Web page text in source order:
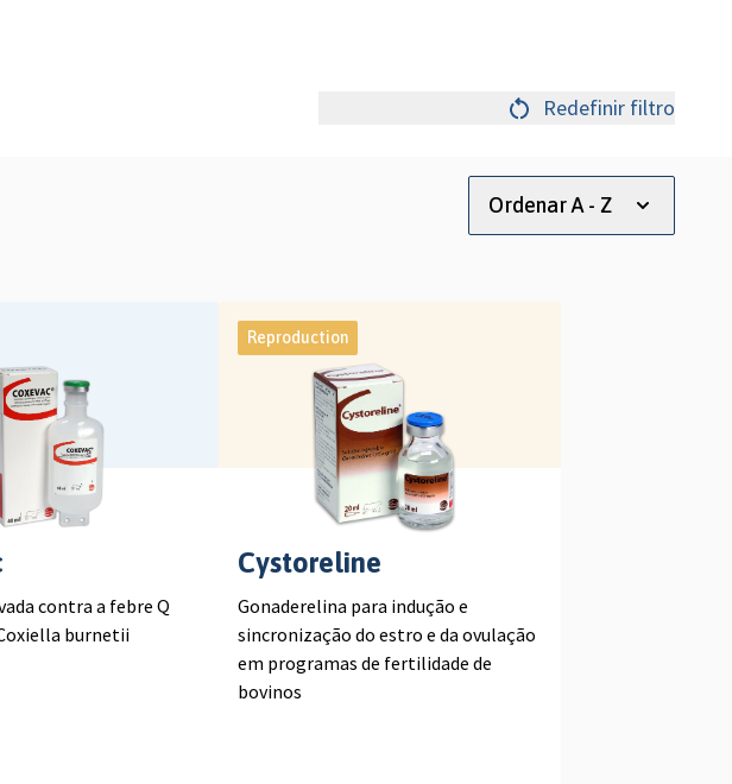
Redefinir filtro
Ordenar A - Z
contra a febre Q
burnetii
Reproduction
Cystoreline
Gonaderelina para indução e
sincronização do estro e da ovulação
em programas de fertilidade de
bovinos